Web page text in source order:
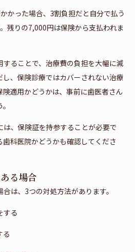
かった場合、3割負担だと自分で払う
残りの7,000円は保険から支払われま
することで、治療費の負担を大幅に減
し、保険診療ではカバーされない治療
適用かどうかは、事前に歯医者さん
、保険証を持参することが必要で
科医院かどうかも確認してくださ
る場合
は、3つの対処方法があります。
する
る